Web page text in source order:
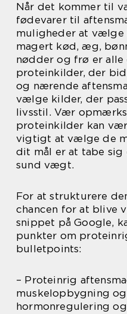
Når det kommer til
fødevarer til
muligheder at vælge
magert kød, æg,
nødder og frø er alle
proteinkilder, der
og nærende
vælge kilder, der
livsstil. Vær
proteinkilder kan
vigtigt at vælge de
dit mål er at tabe
sund vægt.
For at strukturere
chancen for at blive
snippet på Google,
punkter om
bulletpoints:
– Proteinrig
muskelopbygning
hormonregulering